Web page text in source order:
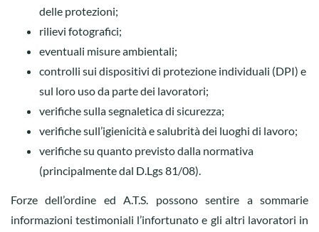
delle protezioni;
rilievi fotografici;
eventuali misure ambientali;
controlli sui dispositivi di protezione individuali (DPI) e
sul loro uso da parte dei lavoratori;
verifiche sulla segnaletica di sicurezza;
verifiche sull’igienicità e salubrità dei luoghi di lavoro;
verifiche su quanto previsto dalla normativa
(principalmente dal D.Lgs 81/08).
Forze dell’ordine ed A.T.S. possono sentire a sommarie
informazioni testimoniali l’infortunato e gli altri lavoratori in